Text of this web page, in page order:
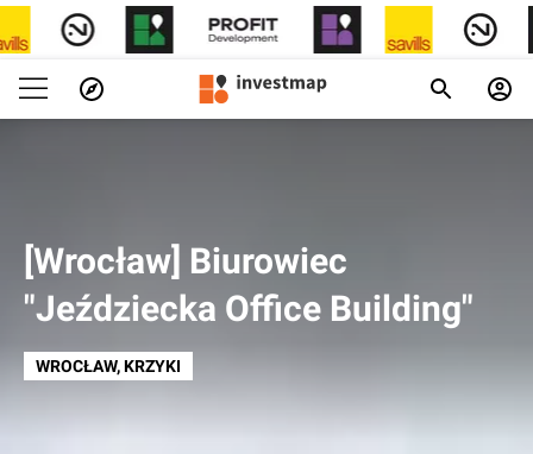
[Wrocław] Biurowiec
"Jeździecka Office Building"
WROCŁAW, KRZYKI